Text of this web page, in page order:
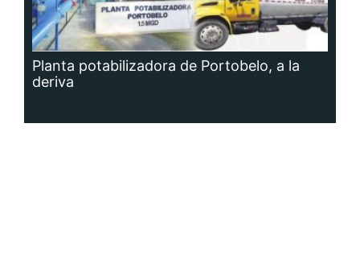
Planta potabilizadora de Portobelo, a la
deriva